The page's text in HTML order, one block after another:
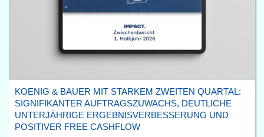
KOENIG & BAUER MIT STARKEM ZWEITEN QUARTAL:
SIGNIFIKANTER AUFTRAGSZUWACHS, DEUTLICHE
UNTERJÄHRIGE ERGEBNISVERBESSERUNG UND
POSITIVER FREE CASHFLOW